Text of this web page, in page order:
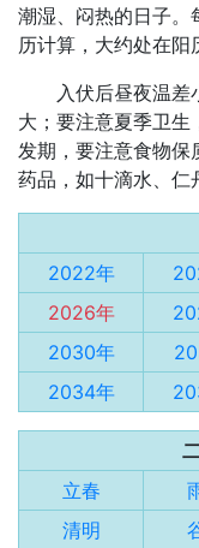
潮湿、闷热的日子。
历计算，大约处在阳
入伏后昼夜温差
大；要注意夏季卫生
发期，要注意食物保
药品，如十滴水、仁
2022年
2026年
2030年
2034年
立春
清明